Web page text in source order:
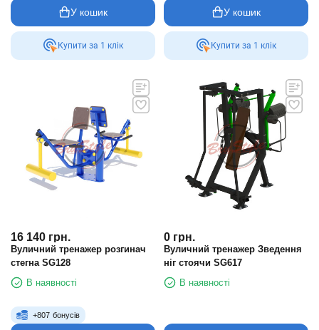
У кошик
Купити за 1 клiк
У кошик
Купити за 1 клiк
16 140 грн.
Вуличний тренажер розгинач
стегна SG128
В наявності
+807 бонусів
0 грн.
Вуличний тренажер Зведення
ніг стоячи SG617
В наявності